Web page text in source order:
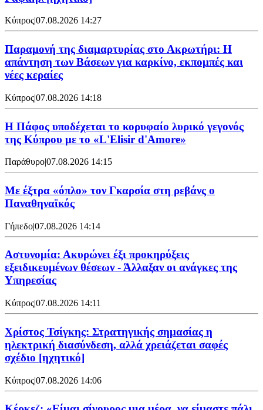
Κύπρος|07.08.2026 14:27
Παραμονή της διαμαρτυρίας στο Ακρωτήρι: Η
απάντηση των Βάσεων για καρκίνο, εκπομπές και
νέες κεραίες
Κύπρος|07.08.2026 14:18
Η Πάφος υποδέχεται το κορυφαίο λυρικό γεγονός
της Κύπρου με το «L'Elisir d'Amore»
Παράθυρο|07.08.2026 14:15
Mε έξτρα «όπλο» τον Γκαρσία στη ρεβάνς ο
Παναθηναϊκός
Γήπεδο|07.08.2026 14:14
Αστυνομία: Ακυρώνει έξι προκηρύξεις
εξειδικευμένων θέσεων - Άλλαξαν οι ανάγκες της
Υπηρεσίας
Κύπρος|07.08.2026 14:11
Χρίστος Τσίγκης: Στρατηγικής σημασίας η
ηλεκτρική διασύνδεση, αλλά χρειάζεται σαφές
σχέδιο [ηχητικό]
Κύπρος|07.08.2026 14:06